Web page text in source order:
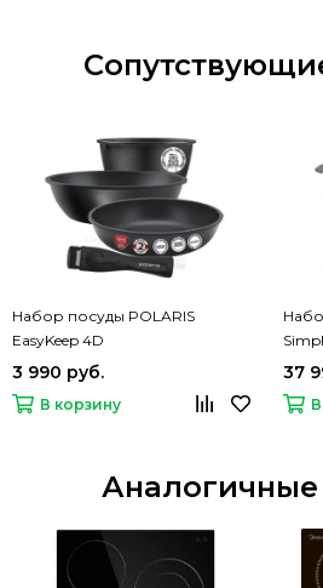
Набор посуды POLARIS
EasyKeep 4D
3 990 руб.
В корзину
37
Аналогичные